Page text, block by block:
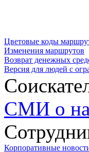
Цветовые коды
Изменения маршрутов
Возврат денежных
Версия для людей с
СМИ о
Корпоративные